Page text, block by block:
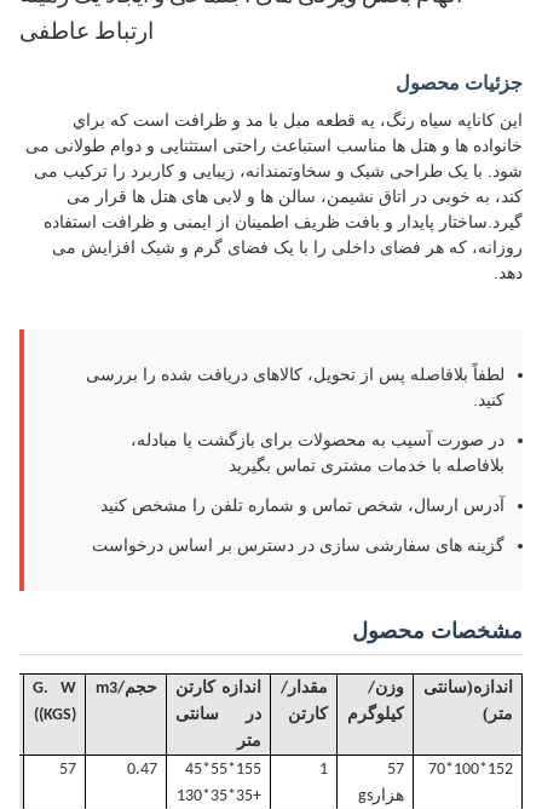
ارتباط عاطفی
جزئیات محصول
اين کاناپه سياه رنگ، يه قطعه مبل با مد و ظرافت است که براي
خانواده ها و هتل ها مناسب استباعث راحتی استثنایی و دوام طولانی می
شود. با یک طراحی شیک و سخاوتمندانه، زیبایی و کاربرد را ترکیب می
کند، به خوبی در اتاق نشیمن، سالن ها و لابی های هتل ها قرار می
گیرد.ساختار پایدار و بافت ظریف اطمینان از ایمنی و ظرافت استفاده
روزانه، که هر فضای داخلی را با یک فضای گرم و شیک افزایش می
دهد.
لطفاً بلافاصله پس از تحویل، کالاهای دریافت شده را بررسی
کنید.
در صورت آسیب به محصولات برای بازگشت یا مبادله،
بلافاصله با خدمات مشتری تماس بگیرید
آدرس ارسال، شخص تماس و شماره تلفن را مشخص کنید
گزینه های سفارشی سازی در دسترس بر اساس درخواست
مشخصات محصول
اندازه(سانتی
متر )
وزن/
کیلوگرم
مقدار/
کارتن
اندازه کارتن
در سانتی
متر
حجم/
m3
G. W
((KGS)
152*100*70
57
هزارgs
1
155*55*45
+35*35*130
0.47
57